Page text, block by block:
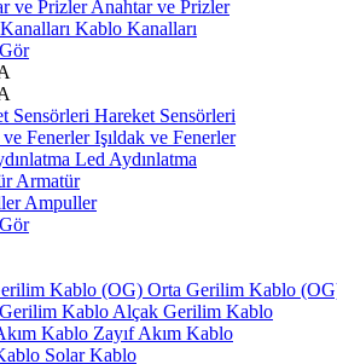
Anahtar ve Prizler
Kablo Kanalları
Hareket Sensörleri
Işıldak ve Fenerler
Led Aydınlatma
Armatür
Ampuller
Orta Gerilim Kablo
Alçak Gerilim Kablo
Zayıf Akım Kablo
Solar Kablo